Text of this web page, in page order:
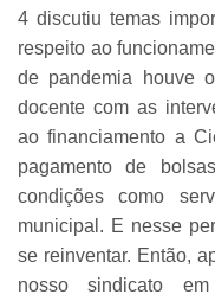
4 discutiu temas
respeito ao
de pandemia houve
docente com as
ao financiamento a
pagamento de
condições como
municipal. E nesse
se reinventar. Então,
nosso sindicato